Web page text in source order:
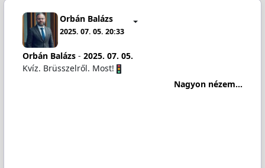
Orbán Balázs
2025. 07. 05. 20:33
Orbán Balázs- 2025. 07. 05.
Kvíz. Brüsszelről. Most!
Nagyon nézem...